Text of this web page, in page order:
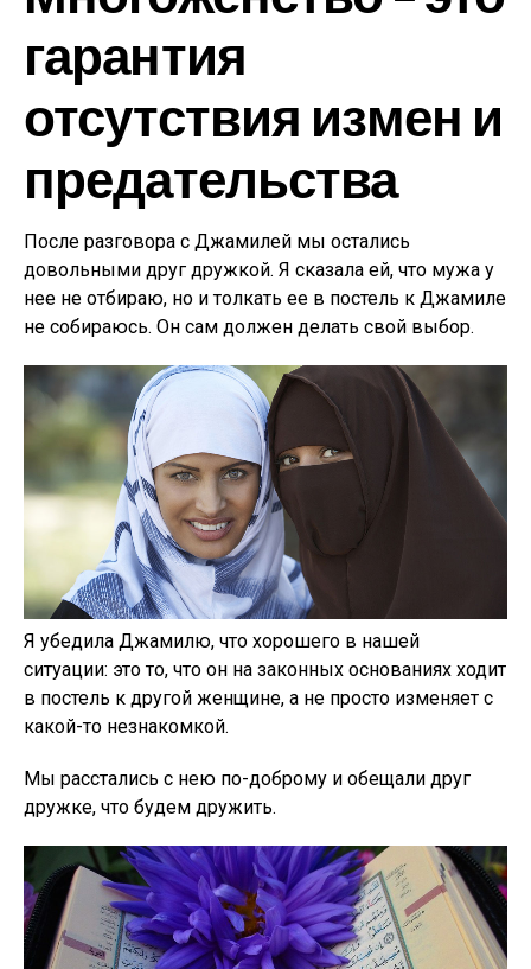
гарантия
отсутствия измен и
предательства
После разговора с Джамилей мы остались
довольными друг дружкой. Я сказала ей, что мужа у
нее не отбираю, но и толкать ее в постель к Джамиле
не собираюсь. Он сам должен делать свой выбор.
Я убедила Джамилю, что хорошего в нашей
ситуации: это то, что он на законных основаниях ходит
в постель к другой женщине, а не просто изменяет с
какой-то незнакомкой.
Мы расстались с нею по-доброму и обещали друг
дружке, что будем дружить.